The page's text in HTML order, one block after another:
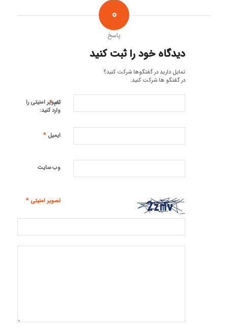
0
پاسخ
دیدگاه خود را ثبت کنید
تمایل دارید در گفتگوها شرکت کنید؟
در گفتگو ها شرکت کنید.
نام*
ایمیل *
وب‌ سایت
تصویر امنیتی*
تصویر امنیتی را
وارد کنید: